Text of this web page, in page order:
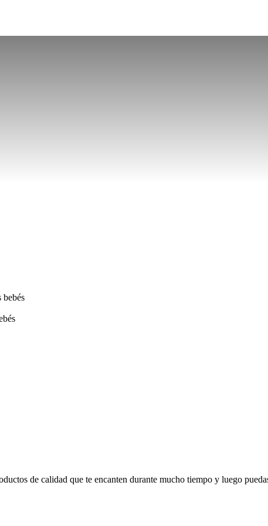
de calidad que te encanten durante mucho tiempo y luego